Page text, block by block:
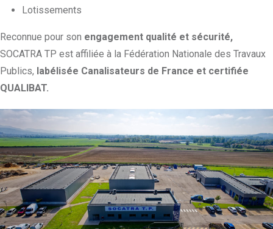
Lotissements
Reconnue pour son engagement qualité et sécurité,
SOCATRA TP est affiliée à la Fédération Nationale des Travaux
Publics, labélisée Canalisateurs de France et certifiée
QUALIBAT.